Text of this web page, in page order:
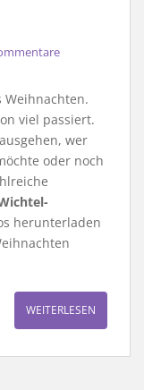
Weihnachten.
viel passiert.
ausgehen, wer
oder noch
herunterladen
WEITERLESEN